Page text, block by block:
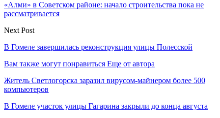
«Алми» в Советском районе: начало строительства пока не
рассматривается
Next Post
В Гомеле завершилась реконструкция улицы Полесской
Вам также могут понравиться Еще от автора
Житель Светлогорска заразил вирусом-майнером более 500
компьютеров
В Гомеле участок улицы Гагарина закрыли до конца августа